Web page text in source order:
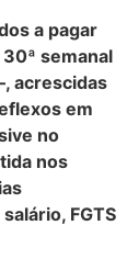
a pagar
semanal
acrescidas
em
no
nos
FGTS